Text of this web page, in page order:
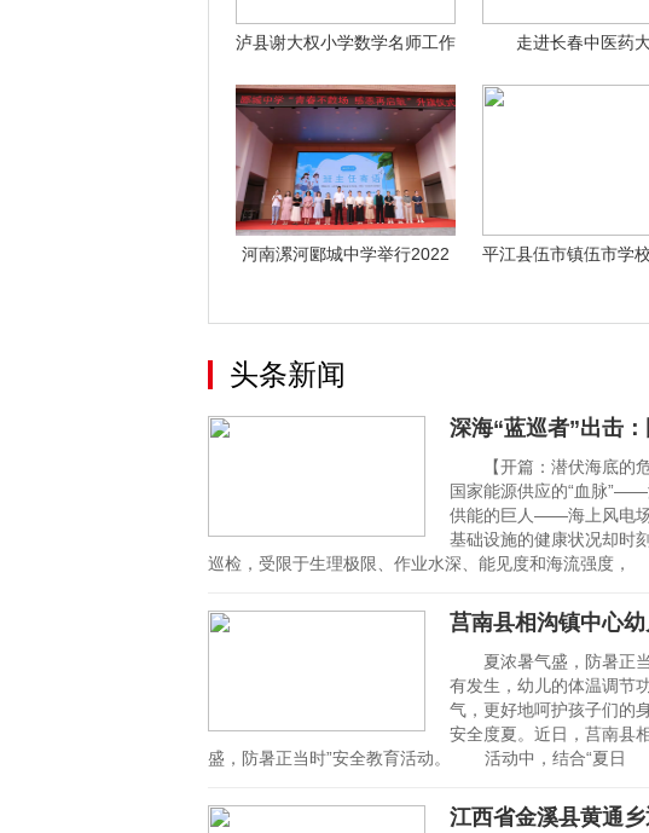
泸县谢大权小学数学名师工作
走进长春中医药
河南漯河郾城中学举行2022
平江县伍市镇伍市学
头条新闻
深海“蓝巡者”出击
【开篇：潜伏海底的
国家能源供应的“血脉
供能的巨人——海上风电
基础设施的健康状况却时
巡检，受限于生理极限、作业水深、能见度和海流强度，
莒南县相沟镇中心
夏浓暑气盛，防暑正
有发生，幼儿的体温调节
气，更好地呵护孩子们的
安全度夏。近日，莒南县
盛，防暑正当时”安全教育活动。 活动中，结合“夏日
江西省金溪县黄通